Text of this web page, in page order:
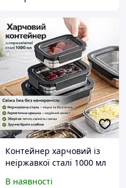
Контейнер харчовий із
неіржавкої сталі 1000 мл
В наявності